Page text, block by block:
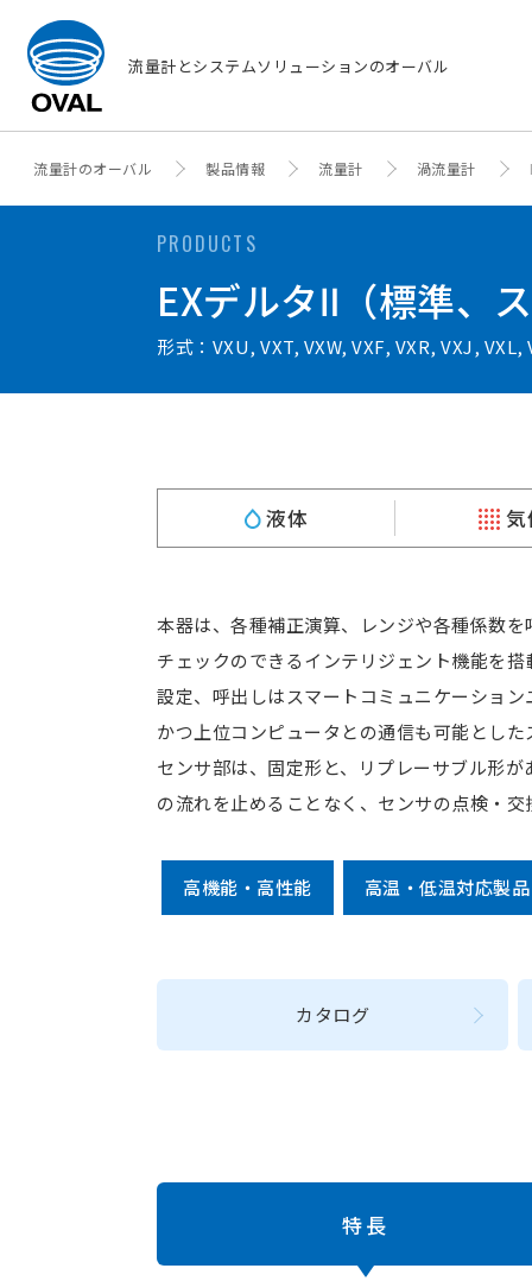
流量計とシステムソリューションのオーバル
流量計のオーバル 製品情報 流量計 渦流量計
PRODUCTS
EXデルタⅡ（標準、
形式：VXU, VXT, VXW, VXF, VXR, VXJ, VXL,
液体
本器は、各種補正演算、レンジや各種係数
チェックのできるインテリジェント機能を
設定、呼出しはスマートコミュニケーショ
かつ上位コンピュータとの通信も可能とし
センサ部は、固定形と、リプレーサブル形
の流れを止めることなく、センサの点検・交
高機能・高性能 高温・低温対応製品
カタログ
特長